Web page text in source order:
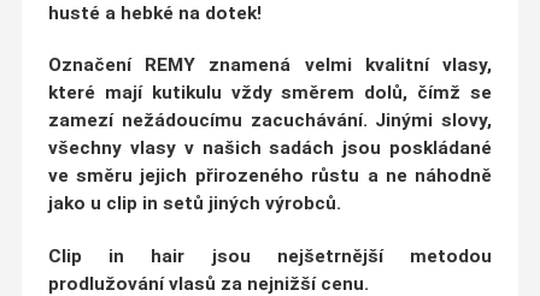
husté a hebké na dotek!
Označení REMYznamená velmi kvalitní vlasy,
které mají kutikulu vždy směrem dolů, čímž se
zamezí nežádoucímu zacuchávání. Jinými slovy,
všechny vlasy v našich sadách jsou poskládané
ve směru jejich přirozeného růstu a ne náhodně
jako u clip in setů jiných výrobců.
Clip in hair jsou nejšetrnější metodou
prodlužování vlasů za nejnižší cenu.